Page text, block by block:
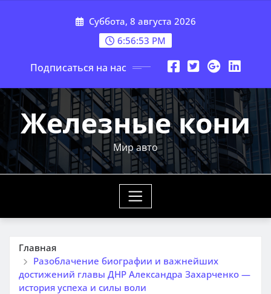
Суббота, 8 августа 2026
6:56:54 PM
Подписаться на нас
Железные кони
Мир авто
Главная
Разоблачение биографии и важнейших
достижений главы ДНР Александра Захарченко —
история успеха и силы воли